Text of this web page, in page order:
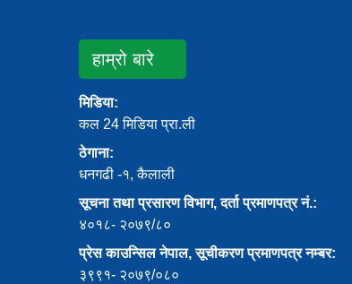
हाम्रो बारे
मिडिया:
कल 24 मिडिया प्रा.ली
ठेगाना:
धनगढी -१, कैलाली
सूचना तथा प्रसारण विभाग, दर्ता प्रमाणपत्र नं.:
४०१८- २०७९/८०
प्रेस काउन्सिल नेपाल, सूचीकरण प्रमाणपत्र नम्बर:
३९९१- २०७९/०८०